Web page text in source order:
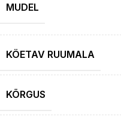
MUDEL
KÖETAV RUUMALA
KÕRGUS